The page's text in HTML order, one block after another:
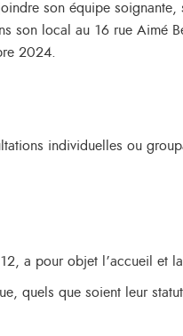
son équipe
local au 16 rue Aimé
2024.
individuelles ou
a pour objet l’accueil
quels que soient leur